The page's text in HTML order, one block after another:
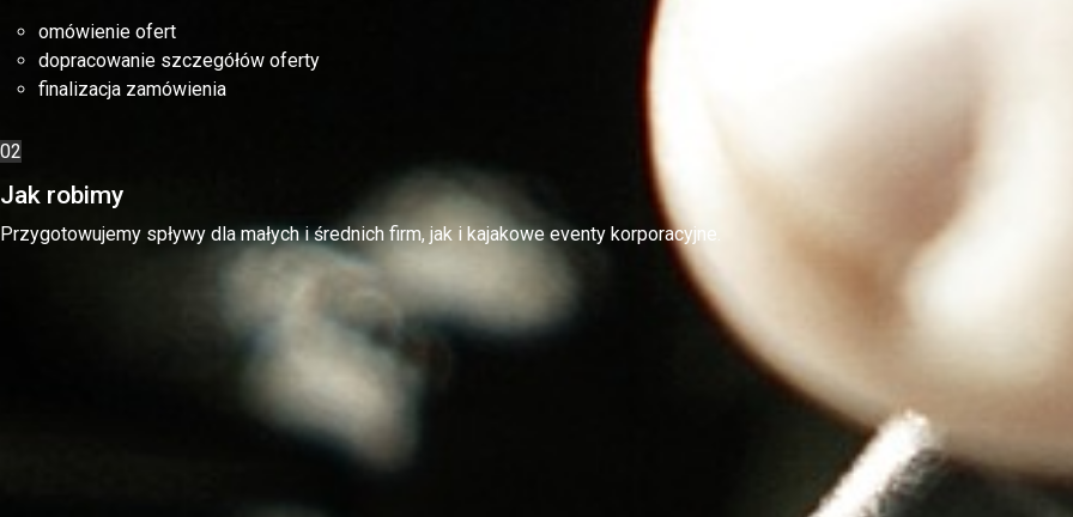
omówienie ofert
dopracowanie szczegółów oferty
finalizacja zamówienia
02
Jak robimy
Przygotowujemy spływy dla małych i średnich firm, jak i kajakowe eventy korporacyjne.